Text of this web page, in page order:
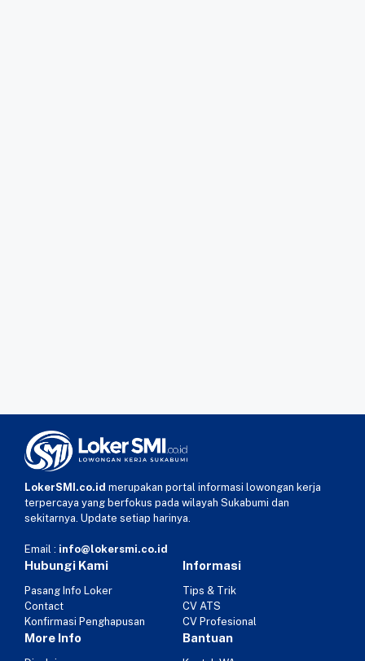
LokerSMI.co.id merupakan portal informasi lowongan kerja
terpercaya yang berfokus pada wilayah Sukabumi dan
sekitarnya. Update setiap harinya.
Email : info@lokersmi.co.id
Hubungi Kami
Pasang Info Loker
Contact
Konfirmasi Penghapusan
Informasi
Tips & Trik
CV ATS
CV Profesional
More Info Bantuan